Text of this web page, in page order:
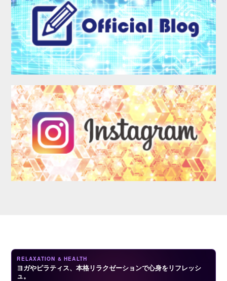
MEMBER
AUDITION
RELAXATION & HEALTH
ヨガやピラティス、本格リラクゼーションで心身をリフレッシ
ュ。